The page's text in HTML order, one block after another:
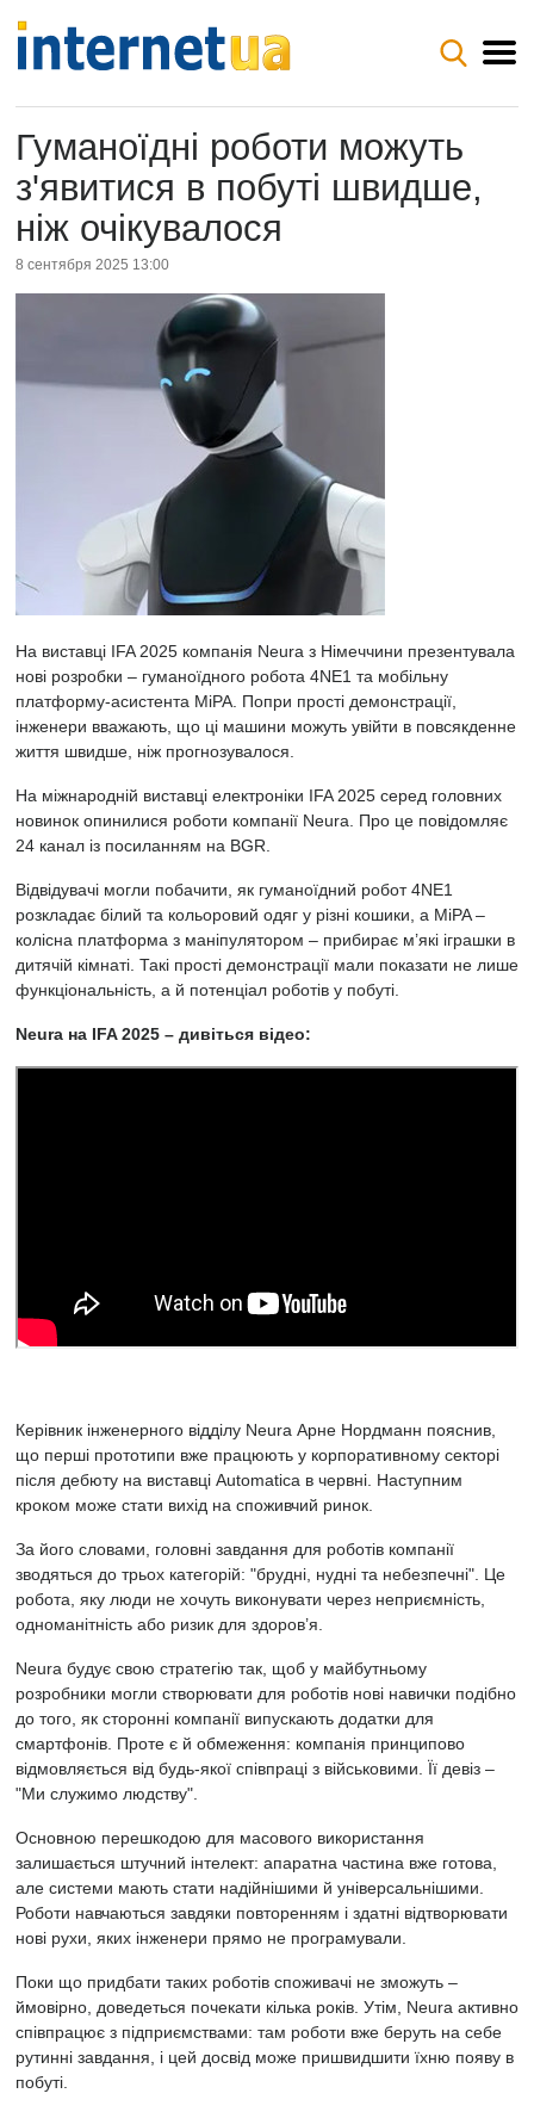
Гуманоїдні роботи можуть
з'явитися в побуті швидше,
ніж очікувалося
8 сентября 2025 13:00
На виставці IFA 2025 компанія Neura з Німеччини презентувала
нові розробки – гуманоїдного робота 4NE1 та мобільну
платформу-асистента MiPA. Попри прості демонстрації,
інженери вважають, що ці машини можуть увійти в повсякденне
життя швидше, ніж прогнозувалося.
На міжнародній виставці електроніки IFA 2025 серед головних
новинок опинилися роботи компанії Neura. Про це повідомляє
24 канал із посиланням на BGR.
Відвідувачі могли побачити, як гуманоїдний робот 4NE1
розкладає білий та кольоровий одяг у різні кошики, а MiPA –
колісна платформа з маніпулятором – прибирає м’які іграшки в
дитячій кімнаті. Такі прості демонстрації мали показати не лише
функціональність, а й потенціал роботів у побуті.
Neura на IFA 2025 – дивіться відео:
Керівник інженерного відділу Neura Арне Нордманн пояснив,
що перші прототипи вже працюють у корпоративному секторі
після дебюту на виставці Automatica в червні. Наступним
кроком може стати вихід на споживчий ринок.
За його словами, головні завдання для роботів компанії
зводяться до трьох категорій: "брудні, нудні та небезпечні". Це
робота, яку люди не хочуть виконувати через неприємність,
одноманітність або ризик для здоров’я.
Neura будує свою стратегію так, щоб у майбутньому
розробники могли створювати для роботів нові навички подібно
до того, як сторонні компанії випускають додатки для
смартфонів. Проте є й обмеження: компанія принципово
відмовляється від будь-якої співпраці з військовими. Її девіз –
"Ми служимо людству".
Основною перешкодою для масового використання
залишається штучний інтелект: апаратна частина вже готова,
але системи мають стати надійнішими й універсальнішими.
Роботи навчаються завдяки повторенням і здатні відтворювати
нові рухи, яких інженери прямо не програмували.
Поки що придбати таких роботів споживачі не зможуть –
ймовірно, доведеться почекати кілька років. Утім, Neura активно
співпрацює з підприємствами: там роботи вже беруть на себе
рутинні завдання, і цей досвід може пришвидшити їхню появу в
побуті.